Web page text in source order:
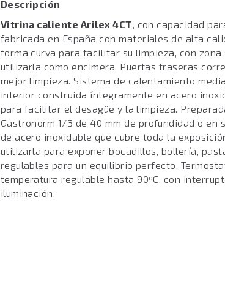
Descripción
Vitrina caliente Arilex 4CT, con capacidad
fabricada en España con materiales de alta
forma curva para facilitar su limpieza, con
utilizarla como encimera. Puertas traseras
mejor limpieza. Sistema de calentamiento
interior construida íntegramente en acero
para facilitar el desagüe y la limpieza.
Gastronorm 1/3 de 40 mm de profundidad o en
de acero inoxidable que cubre toda la
utilizarla para exponer bocadillos, bollería,
regulables para un equilibrio perfecto.
temperatura regulable hasta 90ºC, con
iluminación.